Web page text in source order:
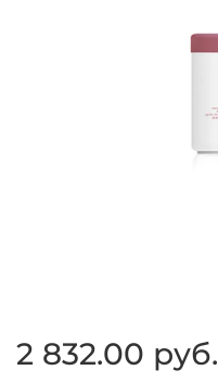
2 832.00 руб.